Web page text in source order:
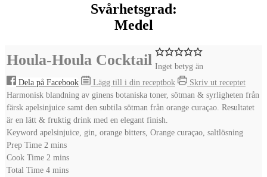
Svårhetsgrad:
Medel
Houla-Houla Cocktail Inget betyg än
Dela på Facebook
Lägg till i din receptbok
Skriv ut receptet
Harmonisk blandning av ginens botaniska toner, sötman & syrligheten från
färsk apelsinjuice samt den subtila sötman från orange curaçao. Resultatet
är en lätt & fruktig drink med en elegant finish.
Keyword apelsinjuice, gin, orange bitters, Orange curaçao, saltlösning
Prep Time 2 minutes
mins
Cook Time 2 minutes
mins
Total Time 4minutes
mins